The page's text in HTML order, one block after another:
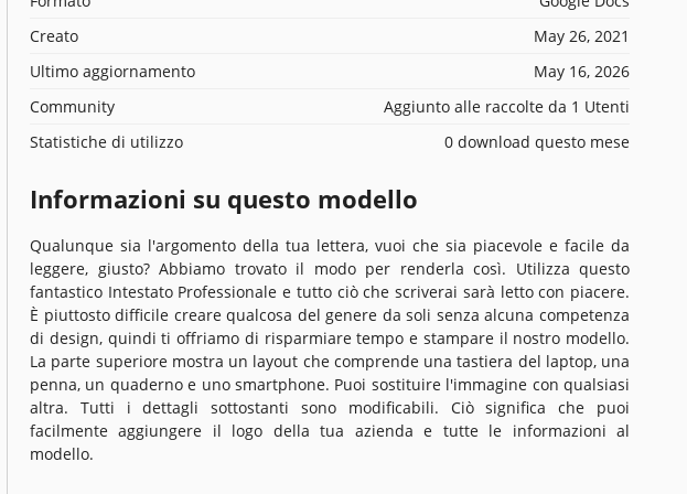
Creato
May 26, 2021
Ultimo aggiornamento
May 16, 2026
Community
Aggiunto alle raccolte da 1 Utenti
Statistiche di utilizzo
0 download questo mese
Informazioni su questo modello
Qualunque sia l'argomento della tua lettera, vuoi che sia piacevole e facile da
leggere, giusto? Abbiamo trovato il modo per renderla così. Utilizza questo
fantastico Intestato Professionale e tutto ciò che scriverai sarà letto con piacere.
È piuttosto difficile creare qualcosa del genere da soli senza alcuna competenza
di design, quindi ti offriamo di risparmiare tempo e stampare il nostro modello.
La parte superiore mostra un layout che comprende una tastiera del laptop, una
penna, un quaderno e uno smartphone. Puoi sostituire l'immagine con qualsiasi
altra. Tutti i dettagli sottostanti sono modificabili. Ciò significa che puoi
facilmente aggiungere il logo della tua azienda e tutte le informazioni al
modello.